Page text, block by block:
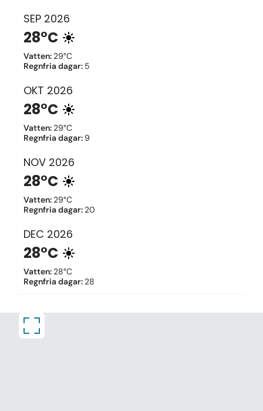
SEP 2026
28°C
Vatten: 29°C
Regnfria dagar: 5
OKT 2026
28°C
Vatten: 29°C
Regnfria dagar: 9
NOV 2026
28°C
Vatten: 29°C
Regnfria dagar: 20
DEC 2026
28°C
Vatten: 28°C
Regnfria dagar: 28